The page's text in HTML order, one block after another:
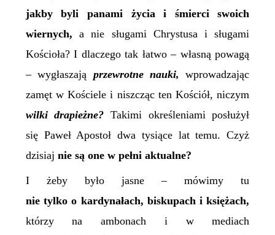
jakby byli panami życia i śmierci swoich
wiernych,a nie sługami Chrystusa i sługami
Kościoła? I dlaczego tak łatwo – własną powagą
– wygłaszają przewrotne nauki,wprowadzając
zamęt w Kościele i niszcząc ten Kościół, niczym
wilki drapieżne? Takimi określeniami posłużył
się Paweł Apostoł dwa tysiące lat temu. Czyż
dzisiaj nie są one w pełni aktualne?
I żeby było jasne – mówimy tu
nie tylko o kardynałach, biskupach i księżach,
którzy na ambonach i w mediach